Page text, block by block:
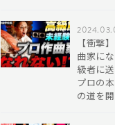
【衝撃
曲家に
級者に
プロの
の道を開